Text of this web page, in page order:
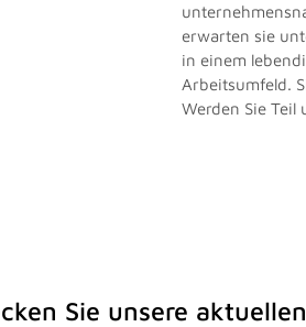
erwarten sie
in einem
Arbeitsumfeld.
Werden Sie Teil
Sie unsere